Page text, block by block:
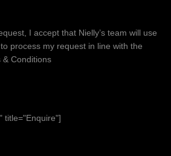
I accept that Nielly’s team will use
process my request in line with the
& Conditions
title="Enquire"]